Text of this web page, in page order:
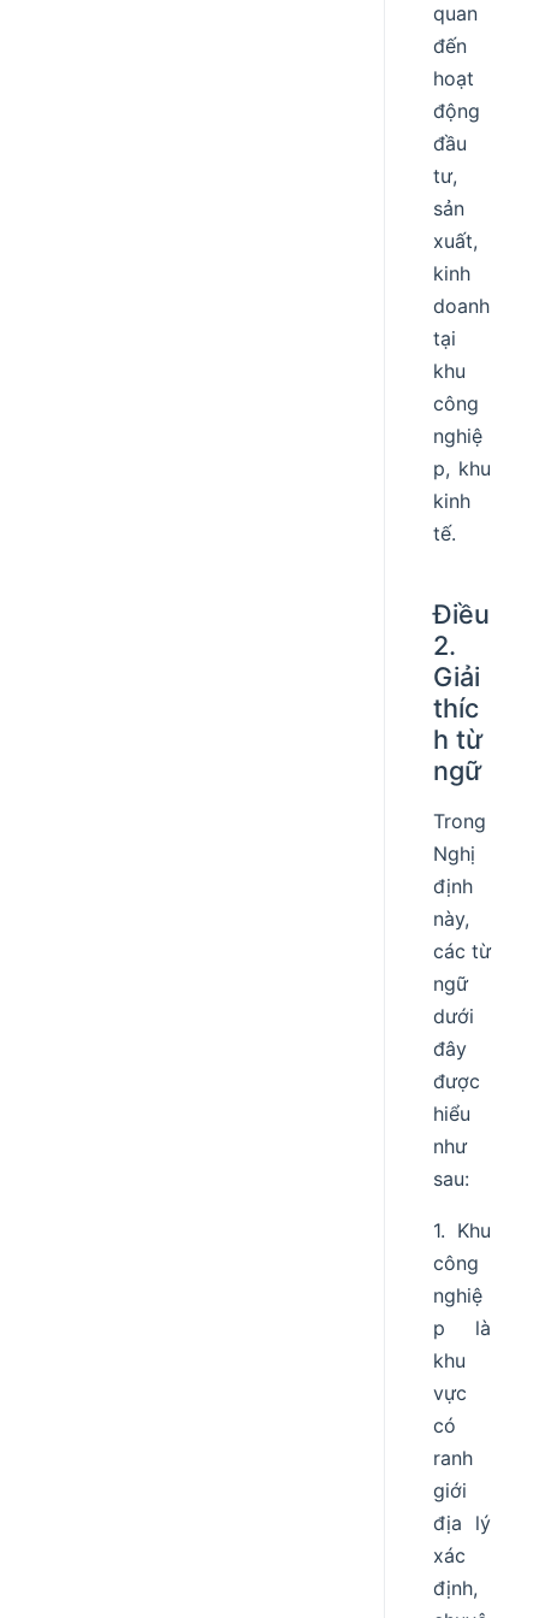
quan
đến
hoạt
động
đầu
tư,
sản
xuất,
kinh
doanh
tại
khu
công
nghiệ
p, khu
kinh
tế.
Điều
2.
Giải
thíc
h từ
ngữ
Trong
Nghị
định
này,
các từ
ngữ
dưới
đây
được
hiểu
như
sau:
1. Khu
công
nghiệ
p là
khu
vực
có
ranh
giới
địa lý
xác
định,